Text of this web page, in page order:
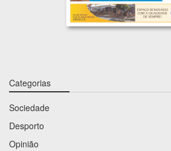
Categorias
Sociedade
Desporto
Opinião